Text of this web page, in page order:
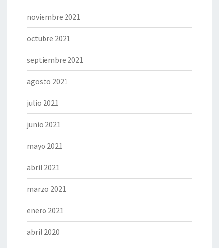
noviembre 2021
octubre 2021
septiembre 2021
agosto 2021
julio 2021
junio 2021
mayo 2021
abril 2021
marzo 2021
enero 2021
abril 2020